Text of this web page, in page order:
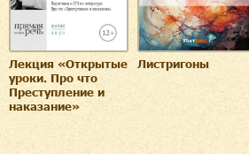
Лекция «Открытые
уроки. Про что
Преступление и
наказание»
Листригоны